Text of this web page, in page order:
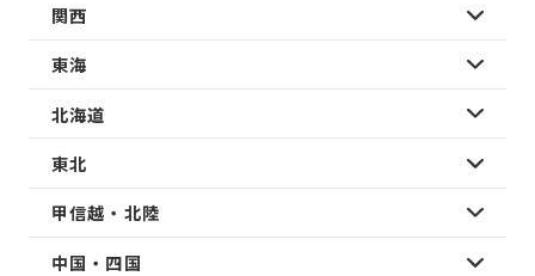
関西
東海
北海道
東北
甲信越・北陸
中国・四国